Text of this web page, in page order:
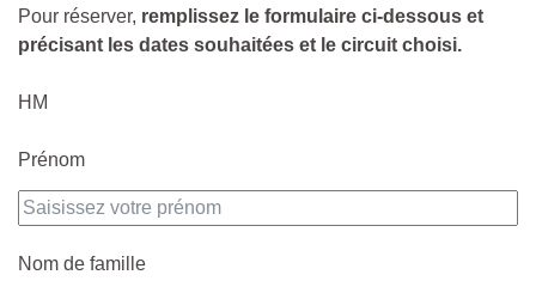
Pour réserver, remplissez le formulaire ci-dessous et
précisant les dates souhaitées et le circuit choisi.
HM
Prénom
Nom de famille